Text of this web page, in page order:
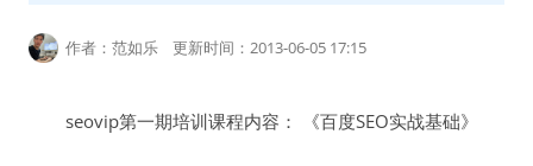
作者：范如乐 更新时间：2013-06-05 17:15
seovip第一期培训课程内容： 《百度SEO实战基础》